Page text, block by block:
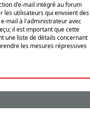
d'e-mail intégré au forum
les utilisateurs qui envoient des
mail à l'administrateur avec
il est important que cette
une liste de détails concernant
les mesures répressives